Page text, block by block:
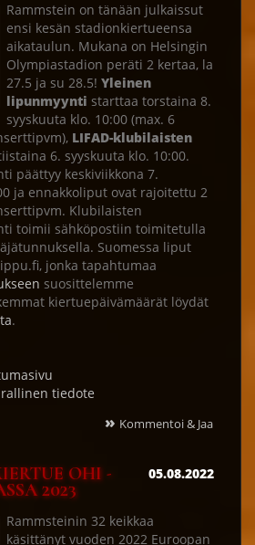
Rammstein on tänään julkaissut
ensi kesän stadionkiertueensa
aikataulun. Mukana on Helsingin
Olympiastadion peräti 2 kertaa, la
27.5 ja su 28.5! Yleinen
lipunmyynti starttaa torstaina 8.
syyskuuta klo. 10:00 (max. 6
LIFAD-klubilaisten
6. syyskuuta klo. 10:00.
päättyy keskiviikkona 7.
ja ennakkoliput ovat rajoitettu 2
Klubilaisten
toimii sähköpostiin toimitetulla
Suomessa liput
jonka tapahtumaa
suosittelemme
kiertuepäivämäärät löydät
.
tiedote
» Kommentoi & Jaa
OHI -
2023
05.08.2022
Rammsteinin 32 keikkaa
käsittänyt vuoden 2022 Euroopan